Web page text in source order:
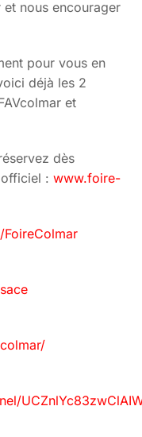
nous encourager
pour vous en
déjà les 2
et
dès
: www.foire-